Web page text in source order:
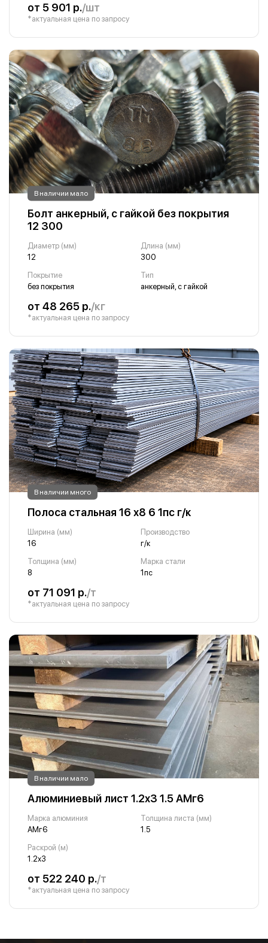
от 5 901 р./шт
*актуальная цена по запросу
В наличии мало
Болт анкерный, с гайкой без покрытия
12 300
Диаметр (мм)
12
Длина (мм)
300
Покрытие
без покрытия
Тип
анкерный, с гайкой
от 48 265 р./кг
*актуальная цена по запросу
В наличии много
Полоса стальная 16 х8 6 1пс г/к
Ширина (мм)
16
Производство
г/к
Толщина (мм)
8
Марка стали
1пс
от 71 091 р./т
*актуальная цена по запросу
В наличии мало
Алюминиевый лист 1.2х3 1.5 АМг6
Марка алюминия
АМг6
Толщина листа (мм)
1.5
Раскрой (м)
1.2х3
от 522 240 р./т
*актуальная цена по запросу